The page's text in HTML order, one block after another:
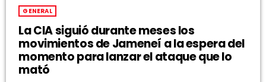
GENERAL
La CIA siguió durante meses los
movimientos de Jameneí a la espera del
momento para lanzar el ataque que lo
mató